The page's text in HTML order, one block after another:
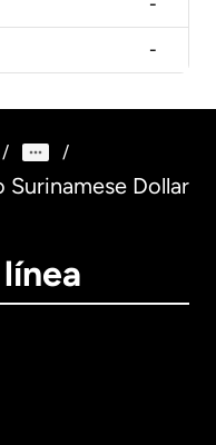
-
-
/ /
Dollar